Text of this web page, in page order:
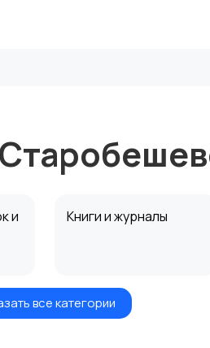
и
Книги и журналы
все категории